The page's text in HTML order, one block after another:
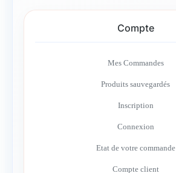
Compte
Mes Commandes
Produits sauvegardés
Inscription
Connexion
Etat de votre commande
Compte client